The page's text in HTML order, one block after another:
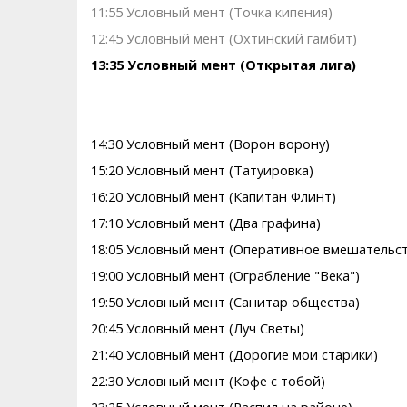
11:55 Условный мент (Точка кипения)
12:45 Условный мент (Охтинский гамбит)
13:35 Условный мент (Открытая лига)
14:30 Условный мент (Ворон ворону)
15:20 Условный мент (Татуировка)
16:20 Условный мент (Капитан Флинт)
17:10 Условный мент (Два графина)
18:05 Условный мент (Оперативное
19:00 Условный мент (Ограбление "Века")
19:50 Условный мент (Санитар общества)
20:45 Условный мент (Луч Светы)
21:40 Условный мент (Дорогие мои старики)
22:30 Условный мент (Кофе с тобой)